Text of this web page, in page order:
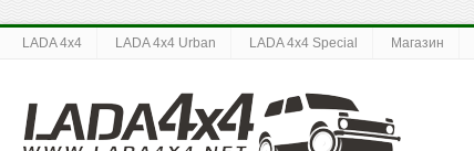
LADA 4x4 LADA 4x4 Urban LADA 4x4 Special Магазин